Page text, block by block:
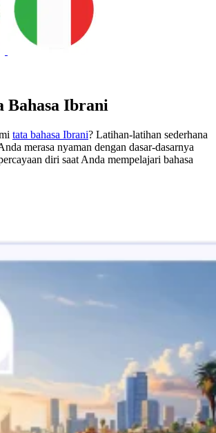
Bahasa Ibrani
tata bahasa Ibrani? Latihan-latihan sederhana
merasa nyaman dengan dasar-dasarnya
diri saat Anda mempelajari bahasa